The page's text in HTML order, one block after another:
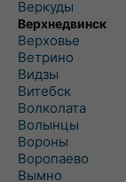
Веркуды
Верхнедвинск
Верховье
Ветрино
Видзы
Витебск
Волколата
Волынцы
Вороны
Воропаево
Вымно